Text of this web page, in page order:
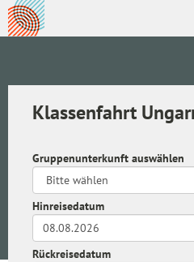
Klassenfahrt
Gruppenunterkunft auswählen
Hinreisedatum
Rückreisedatum